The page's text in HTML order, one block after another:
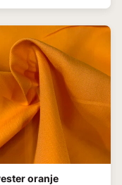
oranje